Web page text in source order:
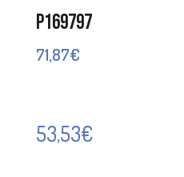
P169797
71,87€
53,53€